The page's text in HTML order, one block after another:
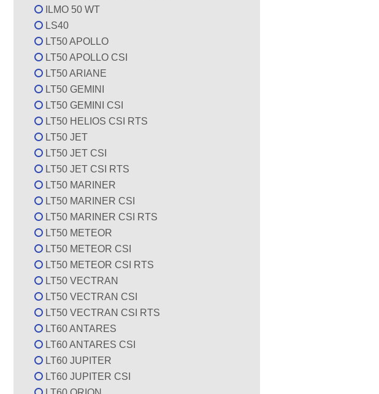
ILMO 50 WT
LS40
LT50 APOLLO
LT50 APOLLO CSI
LT50 ARIANE
LT50 GEMINI
LT50 GEMINI CSI
LT50 HELIOS CSI RTS
LT50 JET
LT50 JET CSI
LT50 JET CSI RTS
LT50 MARINER
LT50 MARINER CSI
LT50 MARINER CSI RTS
LT50 METEOR
LT50 METEOR CSI
LT50 METEOR CSI RTS
LT50 VECTRAN
LT50 VECTRAN CSI
LT50 VECTRAN CSI RTS
LT60 ANTARES
LT60 ANTARES CSI
LT60 JUPITER
LT60 JUPITER CSI